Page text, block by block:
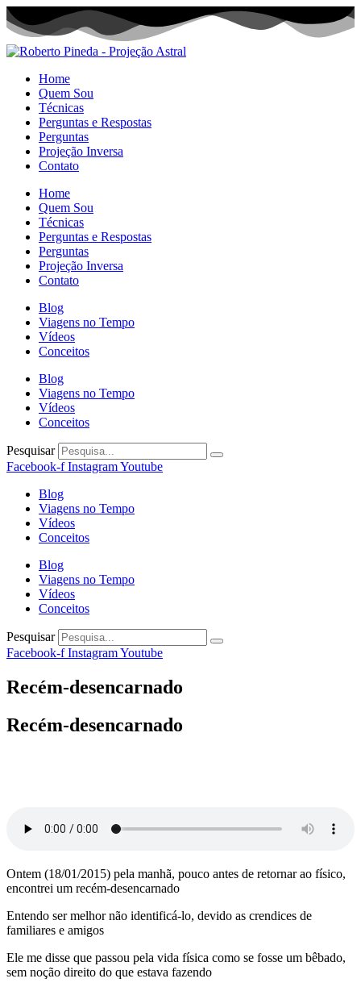
Home
Quem Sou
Técnicas
Perguntas e Respostas
Perguntas
Projeção Inversa
Contato
Home
Quem Sou
Técnicas
Perguntas e Respostas
Perguntas
Projeção Inversa
Contato
Blog
Viagens no Tempo
Vídeos
Conceitos
Blog
Viagens no Tempo
Vídeos
Conceitos
Pesquisar
Facebook-f InstagramYoutube
Blog
Viagens no Tempo
Vídeos
Conceitos
Blog
Viagens no Tempo
Vídeos
Conceitos
Pesquisar
Facebook-f InstagramYoutube
Recém-desencarnado
Recém-desencarnado
Ontem (18/01/2015) pela manhã, pouco antes de retornar ao físico,
encontrei um recém-desencarnado
Entendo ser melhor não identificá-lo, devido as crendices de
familiares e amigos
Ele me disse que passou pela vida física como se fosse um bêbado,
sem noção direito do que estava fazendo